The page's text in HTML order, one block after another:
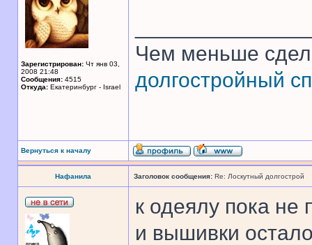
Зарегистрирован: Чт янв 03,
2008 21:48
Сообщения: 4515
Откуда: Екатеринбург - Israel
Чем меньше
долгостройный
Вернуться к началу
Нафанила Заголовок сообщения: Re: Лоскутный долгострой
к одеялу пока не
и вышивки